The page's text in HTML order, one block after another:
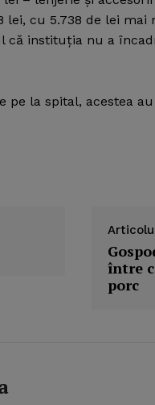
lei, cu 5.738 de lei
că instituţia nu a
la spital, acestea
între
porc